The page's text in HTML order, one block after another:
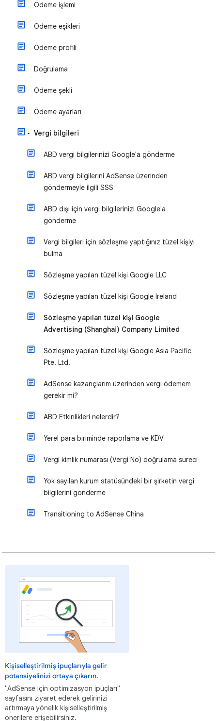
Ödeme işlemi
Ödeme eşikleri
Ödeme profili
Doğrulama
Ödeme şekli
Ödeme ayarları
Vergi bilgileri
ABD vergi bilgilerinizi Google'a gönderme
ABD vergi bilgilerini AdSense üzerinden
göndermeyle ilgili SSS
ABD dışı için vergi bilgilerinizi Google'a
gönderme
Vergi bilgileri için sözleşme yaptığınız tüzel kişiyi
bulma
Sözleşme yapılan tüzel kişi Google LLC
Sözleşme yapılan tüzel kişi Google Ireland
Sözleşme yapılan tüzel kişi Google
Advertising (Shanghai) Company Limited
Sözleşme yapılan tüzel kişi Google Asia Pacific
Pte. Ltd.
AdSense kazançlarım üzerinden vergi ödemem
gerekir mi?
ABD Etkinlikleri nelerdir?
Yerel para biriminde raporlama ve KDV
Vergi kimlik numarası (Vergi No) doğrulama süreci
Yok sayılan kurum statüsündeki bir şirketin vergi
bilgilerini gönderme
Transitioning to AdSense China
Kişiselleştirilmiş ipuçlarıyla gelir
potansiyelinizi ortaya çıkarın.
"AdSense için optimizasyon ipuçları"
sayfasını ziyaret ederek gelirinizi
artırmaya yönelik kişiselleştirilmiş
önerilere erişebilirsiniz.